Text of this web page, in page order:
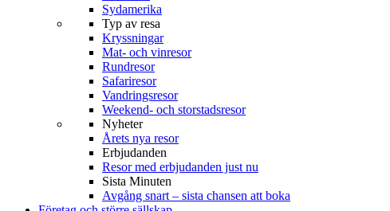
Sydamerika
Typ av resa
Kryssningar
Mat- och vinresor
Rundresor
Safariresor
Vandringsresor
Weekend- och storstadsresor
Nyheter
Årets nya resor
Erbjudanden
Resor med erbjudanden just nu
Sista Minuten
Avgång snart – sista chansen att boka